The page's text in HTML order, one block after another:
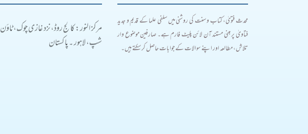
محدث فتویٰ، کتاب و سنت کی روشنی میں سلفی علما کے قدیم و جدید
فتاویٰ پر مبنی مستند آن لائن پلیٹ فارم ہے۔ صارفین موضوع وار
تلاش، مطالعہ اور اپنے سوالات کے جوابات حاصل کر سکتے ہیں۔
مرکز النور: کالج روڈ، نزد غازی چوک، ٹاؤن
شپ، لاہور ۔ پاکستان